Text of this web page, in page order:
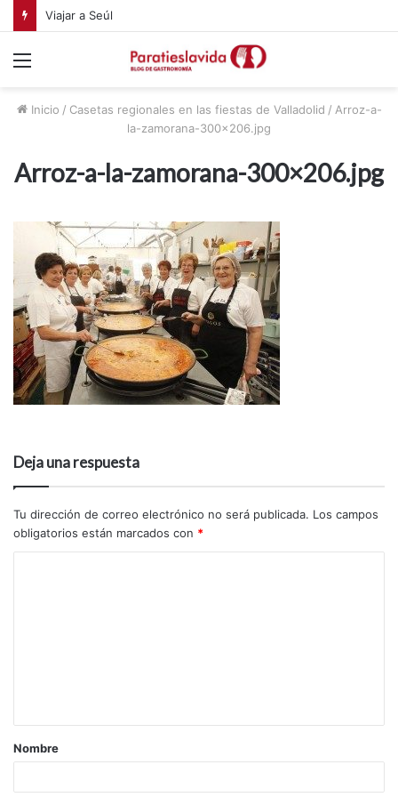
Viajar a Seúl
Inicio / Casetas regionales en las fiestas de Valladolid / Arroz-a-
la-zamorana-300×206.jpg
Arroz-a-la-zamorana-300×206.jpg
Deja una respuesta
Tu dirección de correo electrónico no será publicada. Los campos
obligatorios están marcados con *
Nombre